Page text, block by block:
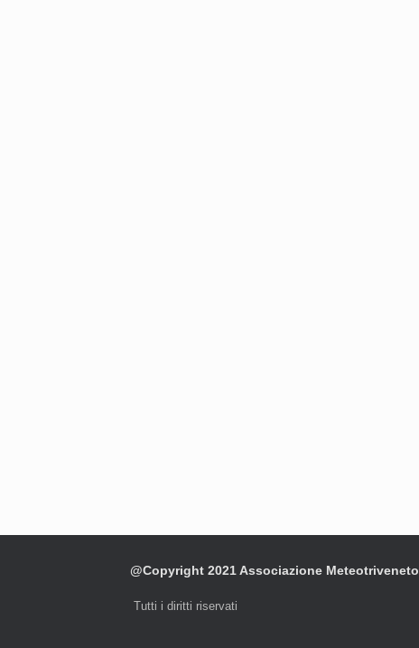
@Copyright 2021 Associazione Meteotriveneto
Tutti i diritti riservati